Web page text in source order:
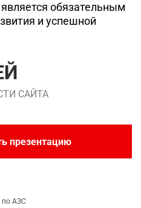
обязательным
и успешной
САЙТА
презентацию
по АЗС